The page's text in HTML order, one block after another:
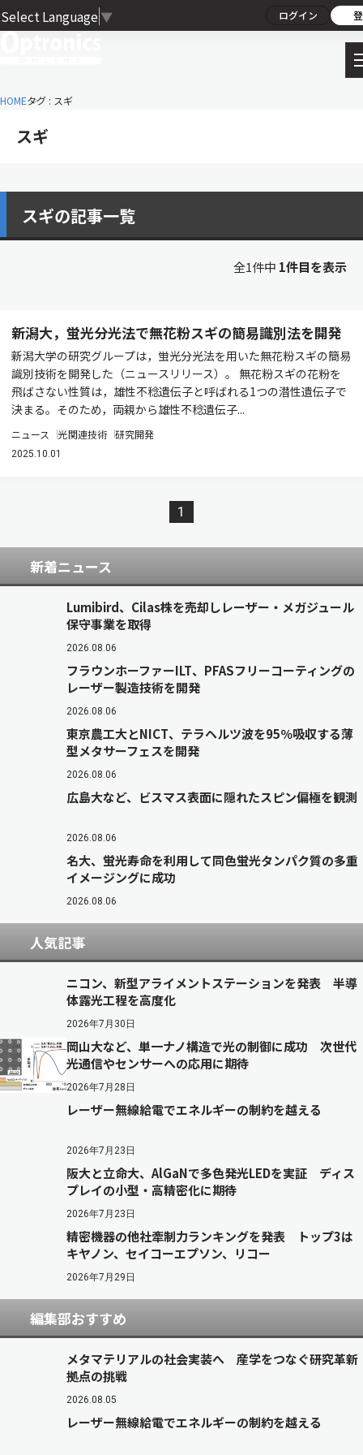
Select Language ▼ ログイン
HOMEタグ : スギ
スギ
スギの記事一覧
全1件中 1件目を表示
新潟大，蛍光分光法で無花粉スギの簡易識別法を開発
新潟大学の研究グループは，蛍光分光法を用いた無花粉スギの簡易
識別技術を開発した（ニュースリリース）。 無花粉スギの花粉を
飛ばさない性質は，雄性不稔遺伝子と呼ばれる1つの潜性遺伝子で
決まる。そのため，両親から雄性不稔遺伝子...
ニュース 光関連技術 研究開発
2025.10.01
1
新着ニュース
Lumibird、Cilas株を売却しレーザー・メガジュール
保守事業を取得
2026.08.06
フラウンホーファーILT、PFASフリーコーティングの
レーザー製造技術を開発
2026.08.06
東京農工大とNICT、テラヘルツ波を95％吸収する薄
型メタサーフェスを開発
2026.08.06
広島大など、ビスマス表面に隠れたスピン偏極を観測
2026.08.06
名大、蛍光寿命を利用して同色蛍光タンパク質の多重
イメージングに成功
2026.08.06
人気記事
ニコン、新型アライメントステーションを発表 半導
体露光工程を高度化
2026年7月30日
岡山大など、単一ナノ構造で光の制御に成功 次世代
光通信やセンサーへの応用に期待
2026年7月28日
レーザー無線給電でエネルギーの制約を越える
2026年7月23日
阪大と立命大、AlGaNで多色発光LEDを実証 ディス
プレイの小型・高精密化に期待
2026年7月23日
精密機器の他社牽制力ランキングを発表 トップ3は
キヤノン、セイコーエプソン、リコー
2026年7月29日
編集部おすすめ
メタマテリアルの社会実装へ 産学をつなぐ研究革新
拠点の挑戦
2026.08.05
レーザー無線給電でエネルギーの制約を越える